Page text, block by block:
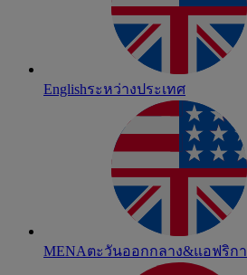
Englishระหว่างประเทศ
MENAตะวันออกกลาง&แอฟริกา